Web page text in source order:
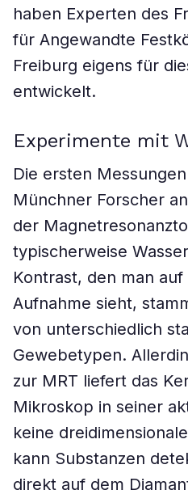
haben Experten des
für Angewandte
Freiburg eigens für
entwickelt.
Experimente mit
Die ersten
Münchner Forscher
der
typischerweise
Kontrast, den man auf
Aufnahme sieht,
von unterschiedlich
Gewebetypen.
zur MRT liefert das
Mikroskop in seiner
keine
kann Substanzen
direkt auf dem